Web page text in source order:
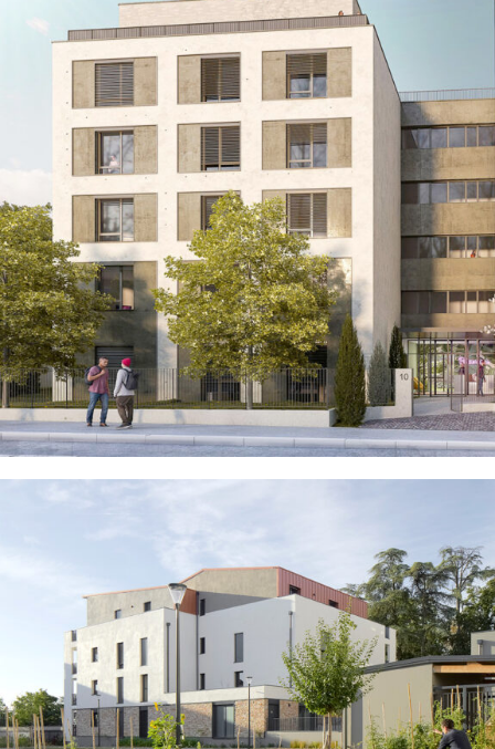
LYON 9ÈME
EN SAVOIR+